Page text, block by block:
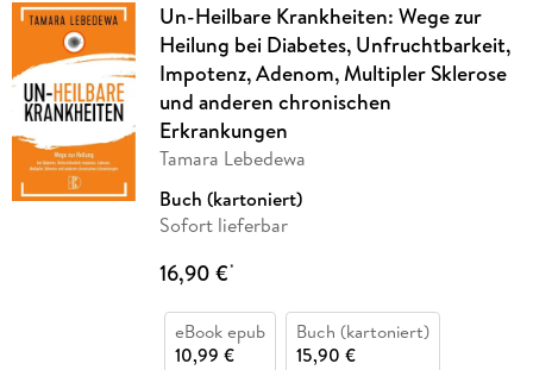
Un-Heilbare Krankheiten: Wege zur
Heilung bei Diabetes, Unfruchtbarkeit,
Impotenz, Adenom, Multipler Sklerose
und anderen chronischen
Erkrankungen
Tamara Lebedewa
Buch (kartoniert)
Sofort lieferbar
16,90 €*
eBook epub
10,99 €
Buch (kartoniert)
15,90 €